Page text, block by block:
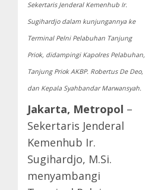
Sekertaris Jenderal Kemenhub Ir.
Sugihardjo dalam kunjungannya ke
Terminal Pelni Pelabuhan Tanjung
Priok, didampingi Kapolres Pelabuhan,
Tanjung Priok AKBP. Robertus De Deo,
dan Kepala Syahbandar Marwansyah.
Jakarta, Metropol –
Sekertaris Jenderal
Kemenhub Ir.
Sugihardjo, M.Si.
menyambangi